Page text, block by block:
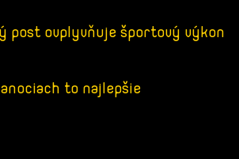
post ovplyvňuje športový výkon
to najlepšie